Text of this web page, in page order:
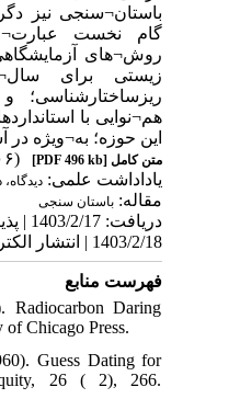
باستان¬سنجی نیز
گام نخست
روش¬های
زیستی برای
هم¬نوایی با
این حوزه؛ به¬ویژه در
متن کامل [PDF 496 kb]
(۱۱۰۶ دریافت)
یاداداشت علمی:
مقاله: باستان سنجی
1403/2/18 | انتشار الکترونیک: 1403/2/18
فهرست منابع
Daring
Chicago Press.
Guess Dating for
26 ( 2), 266.